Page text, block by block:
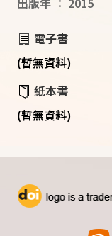
電子書
(暫無資料)
紙本書
(暫無資料)